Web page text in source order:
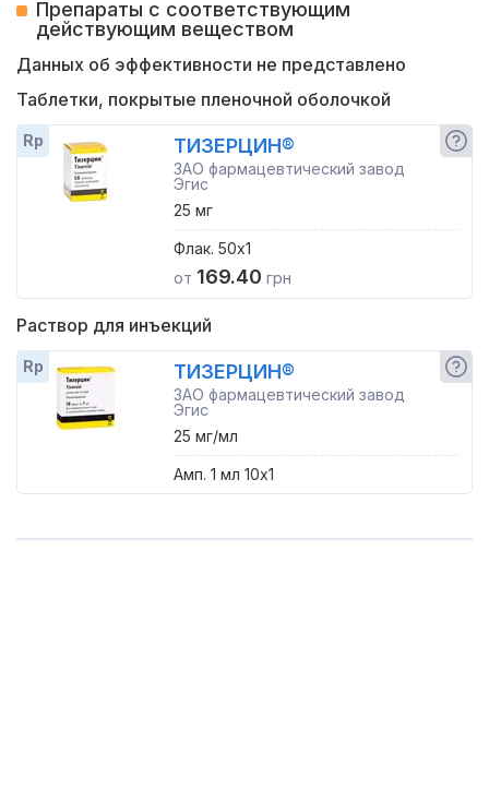
Препараты с соответствующим
действующим веществом
Данных об эффективности не представлено
Таблетки, покрытые пленочной оболочкой
Rp ТИЗЕРЦИН®
ЗАО фармацевтический завод
Эгис
25 мг
Флак. 50x1
от 169.40 грн
Раствор для инъекций
Rp ТИЗЕРЦИН®
ЗАО фармацевтический завод
Эгис
25 мг/мл
Амп. 1 мл 10x1